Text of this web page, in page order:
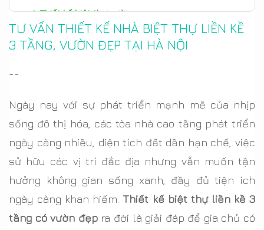
Thiết kế biệt thự vườn
Thiết kế nội thất biệt thự vườn
TƯ VẤN THIẾT KẾ NHÀ BIỆT THỰ LIỀN KỀ
3 TẦNG, VƯỜN ĐẸP TẠI HÀ NỘI
--
Ngày nay với sự phát triển mạnh mẽ của nhịp
sống đô thị hóa, các tòa nhà cao tầng phát triển
ngày càng nhiều, diện tích đất dần hạn chế, việc
sử hữu các vị trí đắc địa nhưng vẫn muốn tận
hưởng không gian sống xanh, đầy đủ tiện ích
ngày càng khan hiếm. Thiết kế biệt thự liền kề 3
tầng có vườn đẹpra đời là giải đáp để gia chủ có